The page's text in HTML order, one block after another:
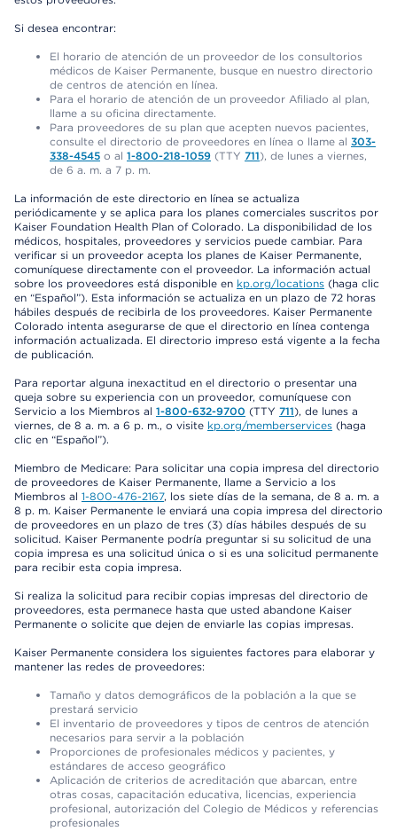
Si desea encontrar:
El horario de atención de un proveedor de los consultorios
médicos de Kaiser Permanente, busque en nuestro directorio
de centros de atención en línea.
Para el horario de atención de un proveedor Afiliado al plan,
llame a su oficina directamente.
Para proveedores de su plan que acepten nuevos pacientes,
consulte el directorio de proveedores en línea o llame al 303-
338-4545 o al 1-800-218-1059 (TTY 711), de lunes a viernes,
de 6 a. m. a 7 p. m.
La información de este directorio en línea se actualiza
periódicamente y se aplica para los planes comerciales suscritos por
Kaiser Foundation Health Plan of Colorado. La disponibilidad de los
médicos, hospitales, proveedores y servicios puede cambiar. Para
verificar si un proveedor acepta los planes de Kaiser Permanente,
comuníquese directamente con el proveedor. La información actual
sobre los proveedores está disponible en kp.org/locations (haga clic
en “Español”). Esta información se actualiza en un plazo de 72 horas
hábiles después de recibirla de los proveedores. Kaiser Permanente
Colorado intenta asegurarse de que el directorio en línea contenga
información actualizada. El directorio impreso está vigente a la fecha
de publicación.
Para reportar alguna inexactitud en el directorio o presentar una
queja sobre su experiencia con un proveedor, comuníquese con
Servicio a los Miembros al 1-800-632-9700 (TTY 711), de lunes a
viernes, de 8 a. m. a 6 p. m., o visite kp.org/memberservices (haga
clic en “Español”).
Miembro de Medicare: Para solicitar una copia impresa del directorio
de proveedores de Kaiser Permanente, llame a Servicio a los
Miembros al 1-800-476-2167, los siete días de la semana, de 8 a. m. a
8 p. m. Kaiser Permanente le enviará una copia impresa del directorio
de proveedores en un plazo de tres (3) días hábiles después de su
solicitud. Kaiser Permanente podría preguntar si su solicitud de una
copia impresa es una solicitud única o si es una solicitud permanente
para recibir esta copia impresa.
Si realiza la solicitud para recibir copias impresas del directorio de
proveedores, esta permanece hasta que usted abandone Kaiser
Permanente o solicite que dejen de enviarle las copias impresas.
Kaiser Permanente considera los siguientes factores para elaborar y
mantener las redes de proveedores:
Tamaño y datos demográficos de la población a la que se
prestará servicio
El inventario de proveedores y tipos de centros de atención
necesarios para servir a la población
Proporciones de profesionales médicos y pacientes, y
estándares de acceso geográfico
Aplicación de criterios de acreditación que abarcan, entre
otras cosas, capacitación educativa, licencias, experiencia
profesional, autorización del Colegio de Médicos y referencias
profesionales